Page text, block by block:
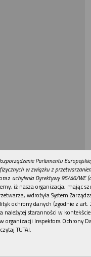
REKLAMA
Parlamentu
w związku z
uchylenia Dyrektywy 95/46/WE
iż nasza organizacja, mając
wdrożyła System
ochrony danych (zgodnie z art.
należytej staranności w
organizacji Inspektora Ochrony
TUTAJ.